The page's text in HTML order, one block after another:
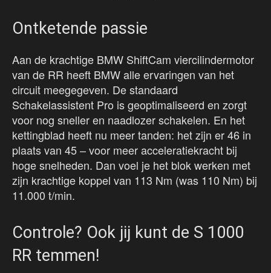
Ontketende passie
Aan de krachtige BMW ShiftCam viercilindermotor
van de RR heeft BMW alle ervaringen van het
circuit meegegeven. De standaard
Schakelassistent Pro is geoptimaliseerd en zorgt
voor nog sneller en naadlozer schakelen. En het
kettingblad heeft nu meer tanden: het zijn er 46 in
plaats van 45 – voor meer acceleratiekracht bij
hoge snelheden. Dan voel je het blok werken met
zijn krachtige koppel van 113 Nm (was 110 Nm) bij
11.000 t/min.
Controle? Ook jij kunt de S 1000
RR temmen!